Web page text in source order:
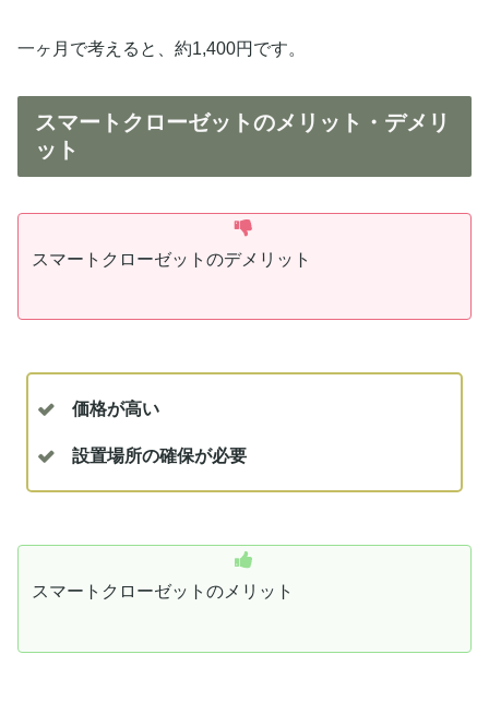
一ヶ月で考えると、約1,400円です。
スマートクローゼットのメリット・デメリ
ット
スマートクローゼットのデメリット
価格が高い
設置場所の確保が必要
スマートクローゼットのメリット